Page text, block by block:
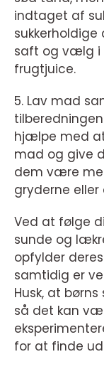
indtaget af
saft og vælg i
frugtjuice.
5. Lav mad
hjælpe med
mad og give
dem være
gryderne eller
Ved at følge
sunde og
opfylder
samtidig er
Husk, at
så det kan
for at finde